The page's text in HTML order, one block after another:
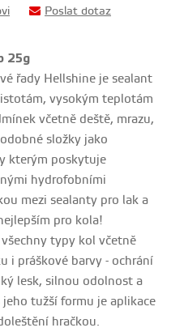
Poslat dotaz
25g
řady Hellshine je sealant
vysokým teplotám
včetně deště, mrazu,
složky jako
kterým poskytuje
hydrofobními
mezi sealanty pro lak a
pro kola!
typy kol včetně
i práškové barvy - ochrání
lesk, silnou odolnost a
tužší formu je aplikace
hračkou.